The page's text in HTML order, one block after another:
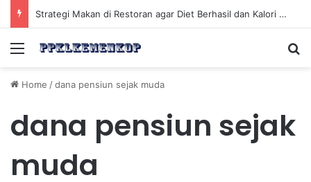
Strategi Makan di Restoran agar Diet Berhasil dan Kalori Tetap Terkontrol
Menu
Home /dana pensiun sejak muda
dana pensiun sejak
muda